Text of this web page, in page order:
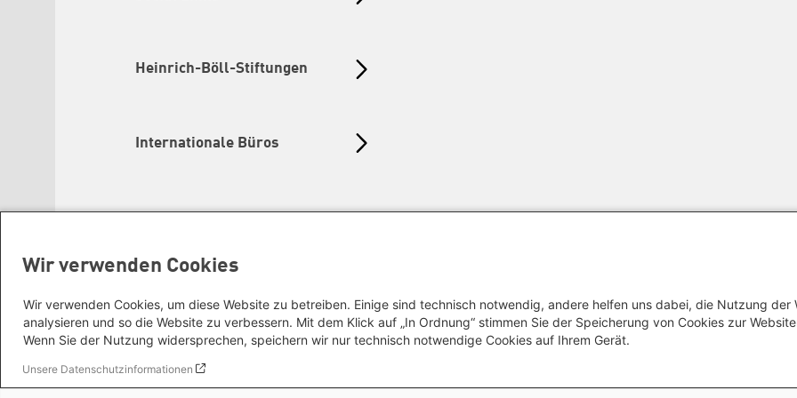
Heinrich-Böll-Stiftungen
Internationale Büros
Footer
Wir verwenden Cookies
Wir verwenden Cookies, um diese Website zu betreiben. Einige sind technisch notwendig, andere helfen uns dabei, die Nutzung der
analysieren und so die Website zu verbessern. Mit dem Klick auf „In Ordnung“ stimmen Sie der Speicherung von Cookies zur
Wenn Sie der Nutzung widersprechen, speichern wir nur technisch notwendige Cookies auf Ihrem Gerät.
Unsere Datenschutzinformationen